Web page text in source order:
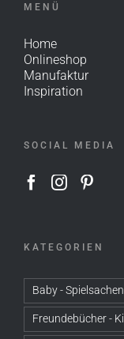
MENÜ
Home
Onlineshop
Manufaktur
Inspiration
SOCIAL MEDIA
KATEGORIEN
Baby - Spielsachen
Freundebücher -